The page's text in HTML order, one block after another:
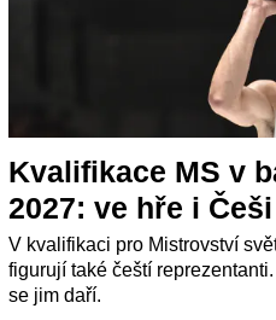
Kvalifikace MS v
2027: ve hře i Češi
V kvalifikaci pro Mistrovství
figurují také čeští
se jim daří.